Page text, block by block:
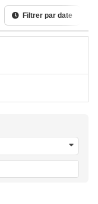
Filtrer par date